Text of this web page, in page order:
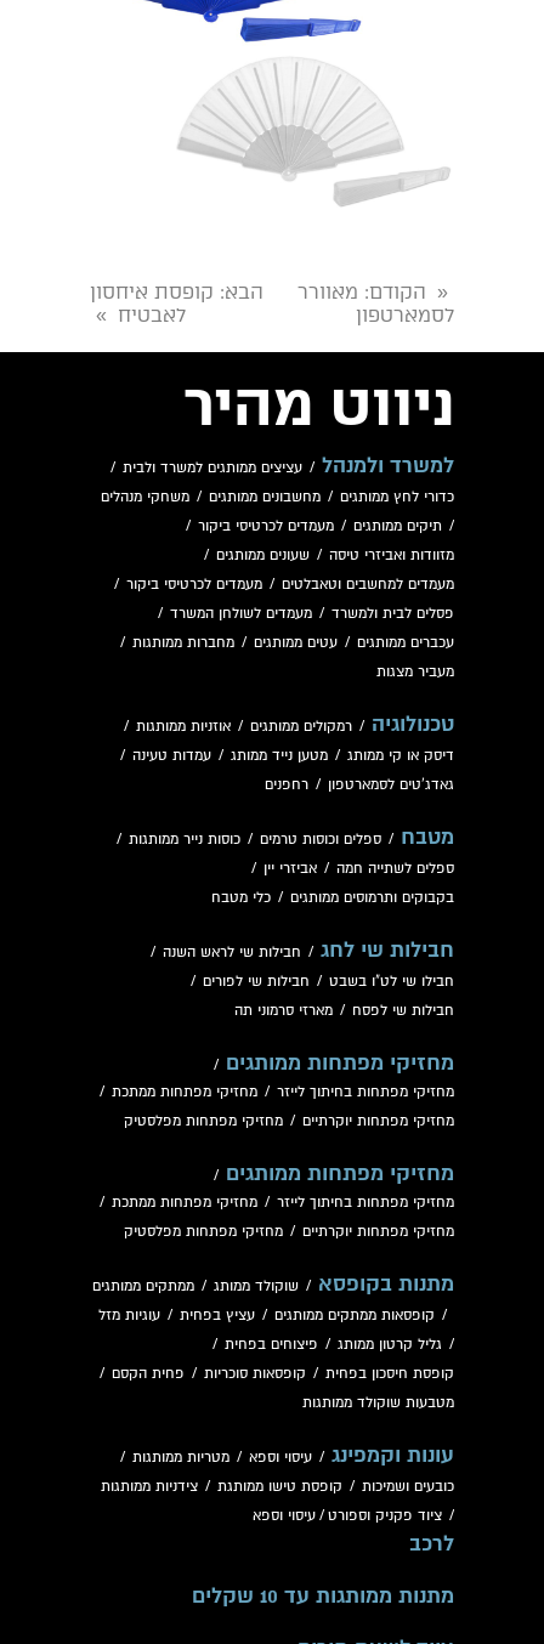
« הקודם: מאוורר
לסמארטפון
הבא: קופסת איחסון
לאבטיח
»
ניווט מהיר
למשרד ולמנהל / עציצים ממותגים למשרד ולבית /
כדורי לחץ ממותגים / מחשבונים ממותגים / משחקי מנהלים
/ תיקים ממותגים / מעמדים לכרטיסי ביקור /
מזוודות ואביזרי טיסה / שעונים ממותגים /
מעמדים למחשבים וטאבלטים / מעמדים לכרטיסי ביקור /
פסלים לבית ולמשרד / מעמדים לשולחן המשרד /
עכברים ממותגים / עטים ממותגים / מחברות ממותגות /
מעביר מצגות
טכנולוגיה / רמקולים ממותגים / אוזניות ממותגות /
דיסק או קי ממותג / מטען נייד ממותג / עמדות טעינה /
גאדג'טים לסמארטפון / רחפנים
מטבח / ספלים וכוסות טרמים / כוסות נייר ממותגות /
ספלים לשתייה חמה / אביזרי יין /
בקבוקים ותרמוסים ממותגים / כלי מטבח
חבילות שי לחג / חבילות שי לראש השנה /
חבילו שי לט"ו בשבט / חבילות שי לפורים /
חבילות שי לפסח / מארזי סרמוני תה
מחזיקי מפתחות ממותגים /
מחזיקי מפתחות בחיתוך לייזר / מחזיקי מפתחות ממתכת /
מחזיקי מפתחות יוקרתיים / מחזיקי מפתחות מפלסטיק
מחזיקי מפתחות ממותגים /
מחזיקי מפתחות בחיתוך לייזר / מחזיקי מפתחות ממתכת /
מחזיקי מפתחות יוקרתיים / מחזיקי מפתחות מפלסטיק
מתנות בקופסא / שוקולד ממותג / ממתקים ממותגים
/ קופסאות ממתקים ממותגים / עציץ בפחית / עוגיות מזל
/ גליל קרטון ממותג / פיצוחים בפחית /
קופסת חיסכון בפחית / קופסאות סוכריות / פחית הקסם /
מטבעות שוקולד ממותגות
עונות וקמפינג / עיסוי וספא / מטריות ממותגות /
כובעים ושמיכות / קופסת טישו ממותגת / צידניות ממותגות
/ ציוד פקניק וספורט / עיסוי וספא
לרכב
מתנות ממותגות עד 10 שקלים